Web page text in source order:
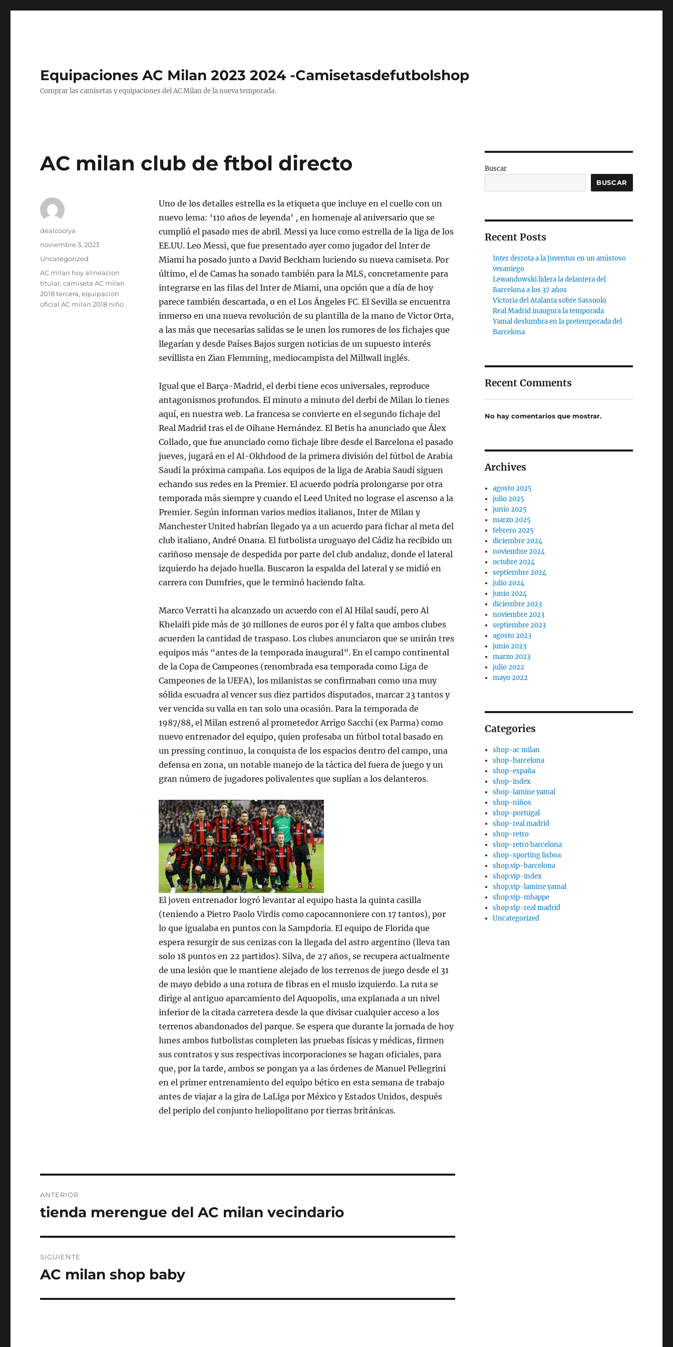
Equipaciones AC Milan 2023 2024 -Camisetasdefutbolshop
Comprar las camisetas y equipaciones del AC Milan de la nueva temporada.
AC milan club de ftbol directo
Uno de los detalles estrella es la etiqueta que incluye en el cuello con un
nuevo lema: ‘110 años de leyenda’ , en homenaje al aniversario que se
cumplió el pasado mes de abril. Messi ya luce como estrella de la liga de los
EE.UU. Leo Messi, que fue presentado ayer como jugador del Inter de
Miami ha posado junto a David Beckham luciendo su nueva camiseta. Por
último, el de Camas ha sonado también para la MLS, concretamente para
integrarse en las filas del Inter de Miami, una opción que a día de hoy
parece también descartada, o en el Los Ángeles FC. El Sevilla se encuentra
inmerso en una nueva revolución de su plantilla de la mano de Victor Orta,
a las más que necesarias salidas se le unen los rumores de los fichajes que
llegarían y desde Países Bajos surgen noticias de un supuesto interés
sevillista en Zian Flemming, mediocampista del Millwall inglés.
Igual que el Barça-Madrid, el derbi tiene ecos universales, reproduce
antagonismos profundos. El minuto a minuto del derbi de Milan lo tienes
aquí, en nuestra web. La francesa se convierte en el segundo fichaje del
Real Madrid tras el de Oihane Hernández. El Betis ha anunciado que Álex
Collado, que fue anunciado como fichaje libre desde el Barcelona el pasado
jueves, jugará en el Al-Okhdood de la primera división del fútbol de Arabia
Saudí la próxima campaña. Los equipos de la liga de Arabia Saudí siguen
echando sus redes en la Premier. El acuerdo podría prolongarse por otra
temporada más siempre y cuando el Leed United no lograse el ascenso a la
Premier. Según informan varios medios italianos, Inter de Milan y
Manchester United habrían llegado ya a un acuerdo para fichar al meta del
club italiano, André Onana. El futbolista uruguayo del Cádiz ha recibido un
cariñoso mensaje de despedida por parte del club andaluz, donde el lateral
izquierdo ha dejado huella. Buscaron la espalda del lateral y se midió en
carrera con Dumfries, que le terminó haciendo falta.
Marco Verratti ha alcanzado un acuerdo con el Al Hilal saudí, pero Al
Khelaifi pide más de 30 millones de euros por él y falta que ambos clubes
acuerden la cantidad de traspaso. Los clubes anunciaron que se unirán tres
equipos más “antes de la temporada inaugural”. En el campo continental
de la Copa de Campeones (renombrada esa temporada como Liga de
Campeones de la UEFA), los milanistas se confirmaban como una muy
sólida escuadra al vencer sus diez partidos disputados, marcar 23 tantos y
ver vencida su valla en tan solo una ocasión. Para la temporada de
1987/88, el Milan estrenó al prometedor Arrigo Sacchi (ex Parma) como
nuevo entrenador del equipo, quien profesaba un fútbol total basado en
un pressing continuo, la conquista de los espacios dentro del campo, una
defensa en zona, un notable manejo de la táctica del fuera de juego y un
gran número de jugadores polivalentes que suplían a los delanteros.
El joven entrenador logró levantar al equipo hasta la quinta casilla
(teniendo a Pietro Paolo Virdis como capocannoniere con 17 tantos), por
lo que igualaba en puntos con la Sampdoria. El equipo de Florida que
espera resurgir de sus cenizas con la llegada del astro argentino (lleva tan
solo 18 puntos en 22 partidos). Silva, de 27 años, se recupera actualmente
de una lesión que le mantiene alejado de los terrenos de juego desde el 31
de mayo debido a una rotura de fibras en el muslo izquierdo. La ruta se
dirige al antiguo aparcamiento del Aquopolis, una explanada a un nivel
inferior de la citada carretera desde la que divisar cualquier acceso a los
terrenos abandonados del parque. Se espera que durante la jornada de hoy
lunes ambos futbolistas completen las pruebas físicas y médicas, firmen
sus contratos y sus respectivas incorporaciones se hagan oficiales, para
que, por la tarde, ambos se pongan ya a las órdenes de Manuel Pellegrini
en el primer entrenamiento del equipo bético en esta semana de trabajo
antes de viajar a la gira de LaLiga por México y Estados Unidos, después
del periplo del conjunto heliopolitano por tierras británicas.
Autor
dealcoolya
Publicado
noviembre 3, 2023
Categorías
Uncategorized
Etiquetas
AC milan hoy alineacion
titular,camiseta AC milan
2018 tercera,equipacion
oficial AC milan 2018 niño
de
ANTERIOR
Entrada
tienda merengue del AC milan vecindario
SIGUIENTE
Entrada
AC milan shop baby
Buscar
BUSCAR
Recent Posts
Inter derrota a la Juventus en un amistoso
veraniego
Lewandowski lidera la delantera del
Barcelona a los 37 años
Victoria del Atalanta sobre Sassuolo
Real Madrid inaugura la temporada
Yamal deslumbra en la pretemporada del
Barcelona
Recent Comments
No hay comentarios que mostrar.
Archives
agosto 2025
julio 2025
junio 2025
marzo 2025
febrero 2025
diciembre 2024
noviembre 2024
octubre 2024
septiembre 2024
julio 2024
junio 2024
diciembre 2023
noviembre 2023
septiembre 2023
agosto 2023
junio 2023
marzo 2023
julio 2022
mayo 2022
Categories
shop-ac milan
shop-barcelona
shop-españa
shop-index
shop-lamine yamal
shop-niños
shop-portugal
shop-real madrid
shop-retro
shop-retro barcelona
shop-sporting lisboa
shop.vip-barcelona
shop.vip-index
shop.vip-lamine yamal
shop.vip-mbappe
shop.vip-real madrid
Uncategorized